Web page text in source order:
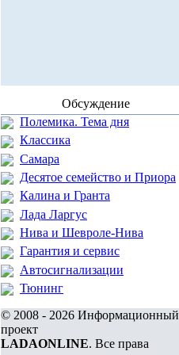
Обсуждение
Полемика. Тема дня
Классика
Самара
Десятое семейство и Приора
Калина и Гранта
Лада Ларгус
Нива и Шевроле-Нива
Гарантия и сервис
Автосигнализации
Тюнинг
© 2008 - 2026 Информационный
проект
LADAONLINE. Все права